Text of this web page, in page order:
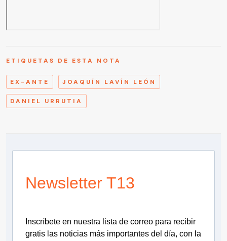
ETIQUETAS DE ESTA NOTA
EX-ANTE JOAQUÍN LAVÍN LEÓN
DANIEL URRUTIA
Newsletter T13
Inscríbete en nuestra lista de correo para recibir
gratis las noticias más importantes del día, con la